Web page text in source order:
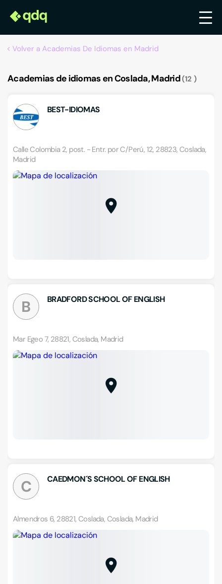
Volver a Academias De Idiomas en Madrid
Academias de idiomas en Coslada, Madrid 12
BEST-IDIOMAS
Calle Colombia 2, post. - Entr. por C/Perú, 12, 28823, Coslada,
Madrid
B BRADFORD SCHOOL OF ENGLISH
Mar Egeo 7, 28821, Coslada, Madrid
C CAEDMON´S SCHOOL OF ENGLISH
Almendros 6, 28821, Coslada, Coslada, Madrid